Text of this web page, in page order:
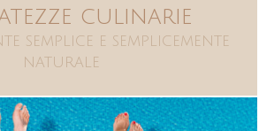
culinarie
semplice e semplicemente
naturale